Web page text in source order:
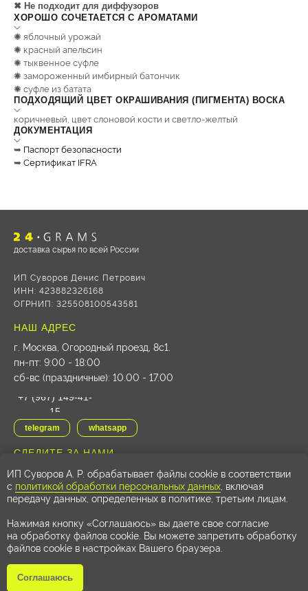
✖ Не подходит для диффузоров
ХОРОШО СОЧЕТАЕТСЯ С АРОМАТАМИ
✺ яблочный урожай
✺ красный апельсин
✺ тыквенное суфле
✺ замороженный имбирный батончик
✺ суфле из батата
ПОДХОДЯЩИЙ ЦВЕТ ОКРАШИВАНИЯ (ПИГМЕНТА) ВОСКА
коричневый, цвет слоновой кости и светло-желтый
ДОКУМЕНТАЦИЯ
➥ Паспорт безопасности
➥ Сертификат IFRA
© 2025 24. Grams
НАШ АДРЕС
г. Москва, Огородный проезд, 8с1
пн-пт: 9:00 - 18:00
сб-вс (праздничные): 10.00 - 17.00
СЛЕДИТЕ ЗА НАМИ
доставка сырья по всей России
ИП Суворов Денис Петрович
ИНН: 423882326168
ОГРНИП: 325508100543581
vk youtube
+7 (967) 149-41-
15
Политика конфиденциальности
telegram whatsapp
ИП Суворов А. Р. обрабатывает файлы cookie в соответствии
с политикой обработки персональных данных , включая
передачу данных, определенных в политике, третьим лицам.
Нажимая кнопку «Соглашаюсь» вы даете свое согласие
на обработку файлов cookie. Вы можете запретить обработку
файлов cookie в настройках Вашего браузера.
Соглашаюсь